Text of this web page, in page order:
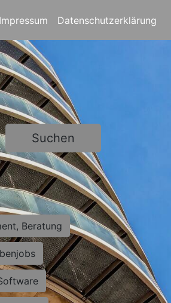
Impressum Datenschutzerklärung
Suchen
Beratung